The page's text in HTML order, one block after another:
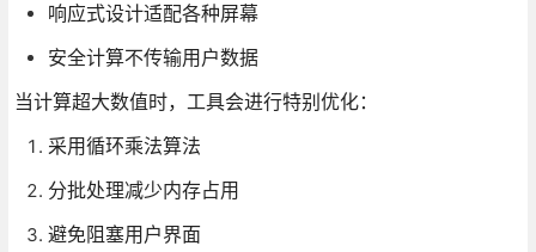
响应式设计适配各种屏幕
安全计算不传输用户数据
当计算超大数值时，工具会进行特别优化：
采用循环乘法算法
分批处理减少内存占用
避免阻塞用户界面